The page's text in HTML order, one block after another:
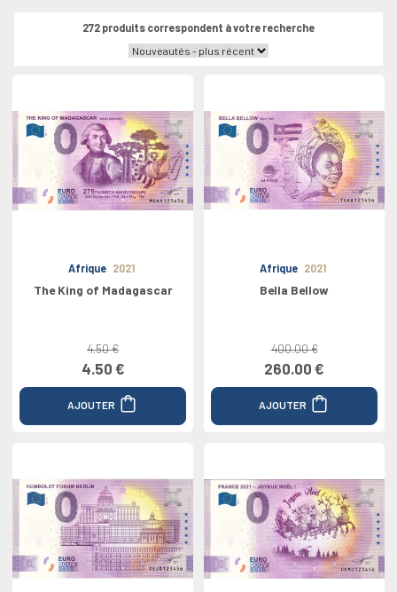
272 produits correspondent à votre recherche
Afrique 2021
The King of Madagascar
4.50 €
4.50 €
AJOUTER
Afrique 2021
Bella Bellow
400.00 €
260.00 €
AJOUTER